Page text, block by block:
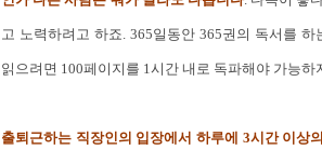
고 노력하려고 하죠. 365일동안 365권의 독서를
읽으려면 100페이지를 1시간 내로 독파해야 가능하
출퇴근하는 직장인의 입장에서 하루에 3시간 이상